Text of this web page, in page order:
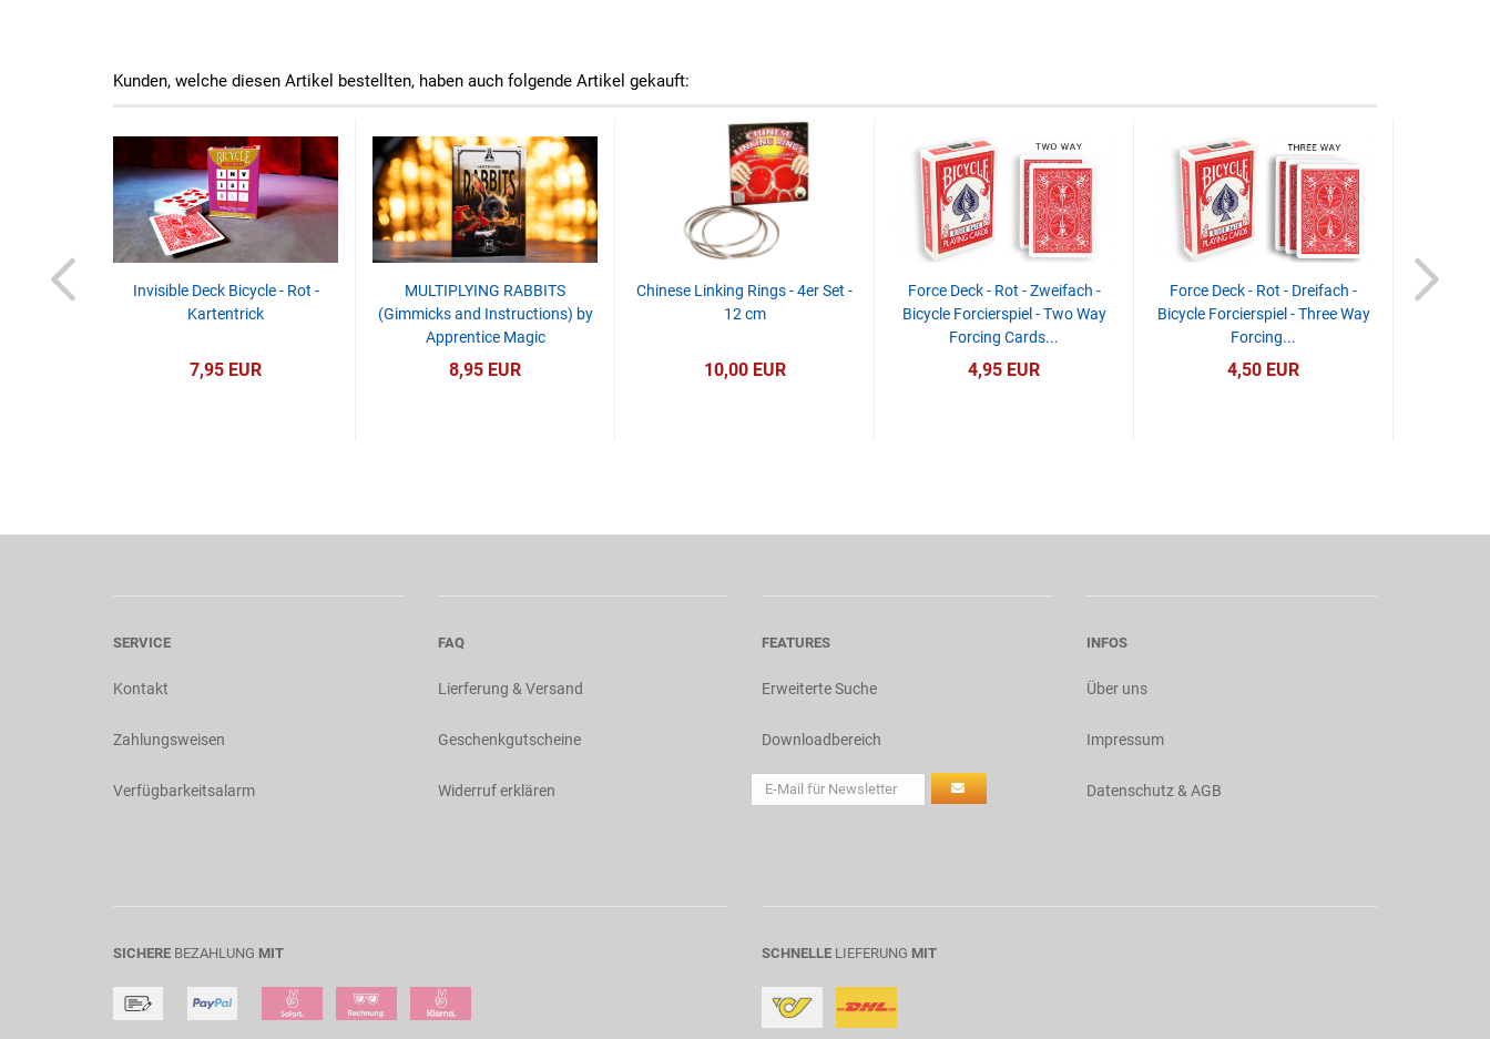
Kunden, welche diesen Artikel bestellten, haben auch folgende Artikel gekauft:
Sponge
Invisible Deck Bicycle - Rot -
Kartentrick
7,95 EUR
MULTIPLYING RABBITS
(Gimmicks and Instructions) by
Apprentice Magic
8,95 EUR
Chinese Linking Rings - 4er Set -
12 cm
10,00 EUR
Force Deck - Rot - Zweifach -
Bicycle Forcierspiel - Two Way
Forcing Cards...
4,95 EUR
Force Deck - Rot - Dreifach -
Bicycle Forcierspiel - Three Way
Forcing...
4,50 EUR
SERVICE
Kontakt
Zahlungsweisen
Verfügbarkeitsalarm
FAQ
Lierferung & Versand
Geschenkgutscheine
Widerruf erklären
FEATURES
Erweiterte Suche
Downloadbereich
INFOS
Über uns
Impressum
Datenschutz & AGB
SICHERE BEZAHLUNG MIT SCHNELLE LIEFERUNG MIT